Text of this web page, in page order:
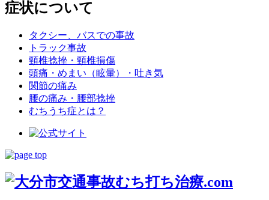
症状について
タクシー、バスでの事故
トラック事故
頸椎捻挫・頸椎損傷
頭痛・めまい（眩暈）・吐き気
関節の痛み
腰の痛み・腰部捻挫
むちうち症とは？